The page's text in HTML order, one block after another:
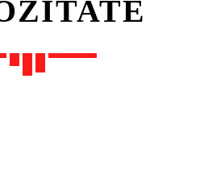
IN SITE:
PAGINA PE: